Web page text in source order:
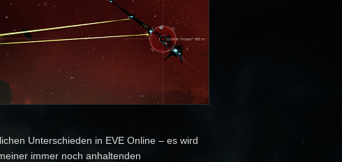
Unterschieden in EVE Online – es wird
immer noch anhaltenden